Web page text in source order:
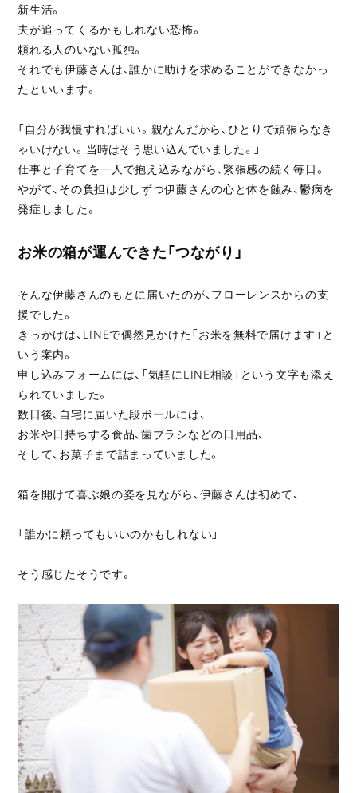
新生活。
夫が追ってくるかもしれない恐怖。
頼れる人のいない孤独。
それでも伊藤さんは、誰かに助けを求めることができなかっ
たといいます。
「自分が我慢すればいい。親なんだから、ひとりで頑張らなき
ゃいけない。 当時はそう思い込んでいました。」
仕事と子育てを一人で抱え込みながら、緊張感の続く毎日。
やがて、その負担は少しずつ伊藤さんの心と体を蝕み、鬱病を
発症しました。
お米の箱が運んできた「つながり」
そんな伊藤さんのもとに届いたのが、フローレンスからの支
援でした。
きっかけは、LINEで偶然見かけた「お米を無料で届けます」と
いう案内。
申し込みフォームには、「気軽にLINE相談」という文字も添え
られていました。
数日後、自宅に届いた段ボールには、
お米や日持ちする食品、歯ブラシなどの日用品、
そして、お菓子まで詰まっていました。
箱を開けて喜ぶ娘の姿を見ながら、伊藤さんは初めて、
「誰かに頼ってもいいのかもしれない」
そう感じたそうです。